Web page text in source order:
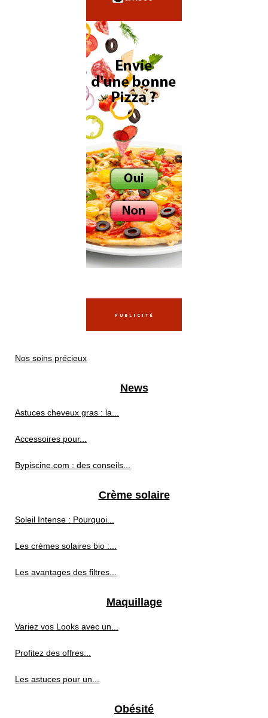
Nos soins précieux
News
Astuces cheveux gras : la...
Accessoires pour...
Bypiscine.com : des conseils...
Crème solaire
Soleil Intense : Pourquoi...
Les crèmes solaires bio :...
Les avantages des filtres...
Maquillage
Variez vos Looks avec un...
Profitez des offres...
Les astuces pour un...
Obésité